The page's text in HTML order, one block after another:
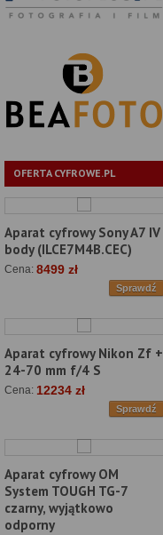
OFERTA CYFROWE.PL
Aparat cyfrowy Sony A7 IV
body (ILCE7M4B.CEC)
Cena: 8499 zł
Sprawdź
Aparat cyfrowy Nikon Zf +
24-70 mm f/4 S
Cena: 12234 zł
Sprawdź
Aparat cyfrowy OM
System TOUGH TG-7
czarny, wyjątkowo
odporny